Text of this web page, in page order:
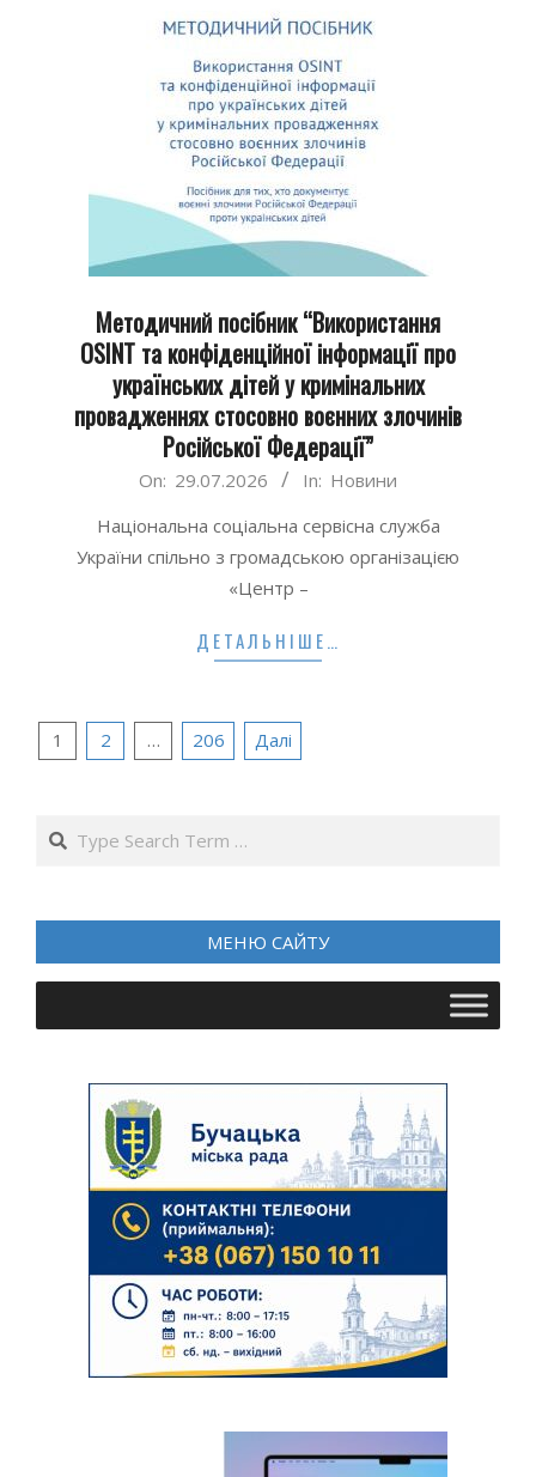
Методичний посібник “Використання
OSINT та конфіденційної інформації про
українських дітей у кримінальних
провадженнях стосовно воєнних злочинів
Російської Федерації”
On: 29.07.2026 In: Новини
Національна соціальна сервісна служба
України cпільно з громадською організацією
«Центр –
ДЕТАЛЬНІШЕ…
Пагінація
1 2 … 206 Далі
Search
МЕНЮ САЙТУ